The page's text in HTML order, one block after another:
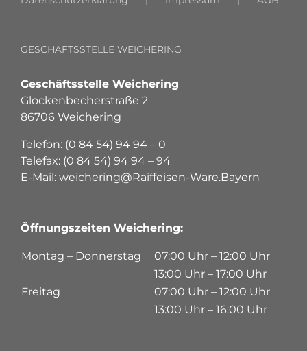
GESCHÄFTSSTELLE WEICHERING
Geschäftsstelle Weichering
Glockenbecherstraße 2
86706 Weichering
Telefon: (0 84 54) 94 94 – 0
Telefax: (0 84 54) 94 94 – 94
E-Mail: weichering@Raiffeisen-Ware.Bayern
Öffnungszeiten Weichering:
Montag – Donnerstag
07:00 Uhr – 12:00 Uhr
13:00 Uhr – 17:00 Uhr
Freitag
07:00 Uhr – 12:00 Uhr
13:00 Uhr – 16:00 Uhr